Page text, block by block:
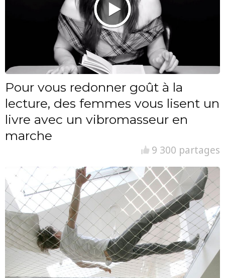
Pour vous redonner goût à la
lecture, des femmes vous lisent un
livre avec un vibromasseur en
marche
9 300 partages